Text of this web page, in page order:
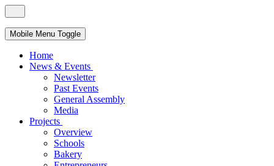
Mobile Menu Toggle
Home
News & Events
Newsletter
Past Events
General Assembly
Media
Projects
Overview
Schools
Bakery